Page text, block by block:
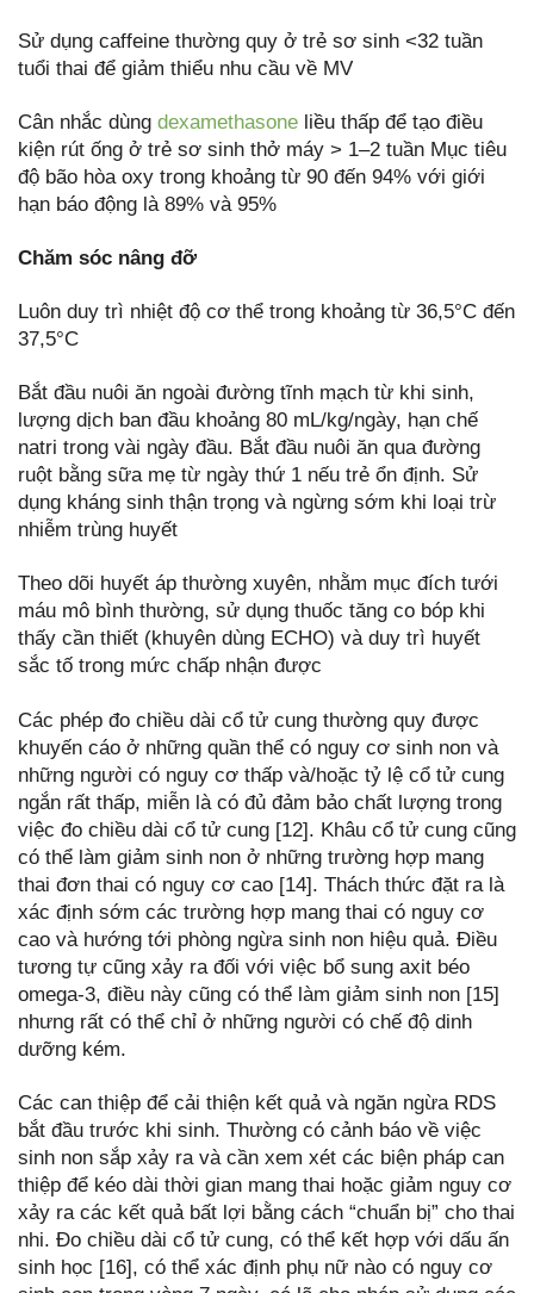
Sử dụng caffeine thường quy ở trẻ sơ sinh <32 tuần
tuổi thai để giảm thiểu nhu cầu về MV
Cân nhắc dùng dexamethasone liều thấp để tạo điều
kiện rút ống ở trẻ sơ sinh thở máy > 1–2 tuần Mục tiêu
độ bão hòa oxy trong khoảng từ 90 đến 94% với giới
hạn báo động là 89% và 95%
Chăm sóc nâng đỡ
Luôn duy trì nhiệt độ cơ thể trong khoảng từ 36,5°C đến
37,5°C
Bắt đầu nuôi ăn ngoài đường tĩnh mạch từ khi sinh,
lượng dịch ban đầu khoảng 80 mL/kg/ngày, hạn chế
natri trong vài ngày đầu. Bắt đầu nuôi ăn qua đường
ruột bằng sữa mẹ từ ngày thứ 1 nếu trẻ ổn định. Sử
dụng kháng sinh thận trọng và ngừng sớm khi loại trừ
nhiễm trùng huyết
Theo dõi huyết áp thường xuyên, nhằm mục đích tưới
máu mô bình thường, sử dụng thuốc tăng co bóp khi
thấy cần thiết (khuyên dùng ECHO) và duy trì huyết
sắc tố trong mức chấp nhận được
Các phép đo chiều dài cổ tử cung thường quy được
khuyến cáo ở những quần thể có nguy cơ sinh non và
những người có nguy cơ thấp và/hoặc tỷ lệ cổ tử cung
ngắn rất thấp, miễn là có đủ đảm bảo chất lượng trong
việc đo chiều dài cổ tử cung [12]. Khâu cổ tử cung cũng
có thể làm giảm sinh non ở những trường hợp mang
thai đơn thai có nguy cơ cao [14]. Thách thức đặt ra là
xác định sớm các trường hợp mang thai có nguy cơ
cao và hướng tới phòng ngừa sinh non hiệu quả. Điều
tương tự cũng xảy ra đối với việc bổ sung axit béo
omega-3, điều này cũng có thể làm giảm sinh non [15]
nhưng rất có thể chỉ ở những người có chế độ dinh
dưỡng kém.
Các can thiệp để cải thiện kết quả và ngăn ngừa RDS
bắt đầu trước khi sinh. Thường có cảnh báo về việc
sinh non sắp xảy ra và cần xem xét các biện pháp can
thiệp để kéo dài thời gian mang thai hoặc giảm nguy cơ
xảy ra các kết quả bất lợi bằng cách “chuẩn bị” cho thai
nhi. Đo chiều dài cổ tử cung, có thể kết hợp với dấu ấn
sinh học [16], có thể xác định phụ nữ nào có nguy cơ